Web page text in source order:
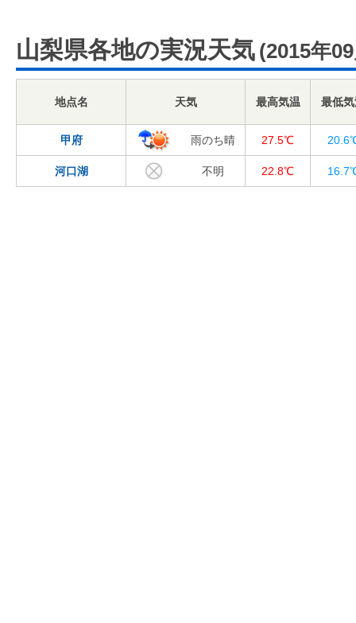
山梨県各地の実況天気 (2015年
地点名 天気 最高気温 最低
甲府 雨のち晴 27.5℃
河口湖 不明 22.8℃